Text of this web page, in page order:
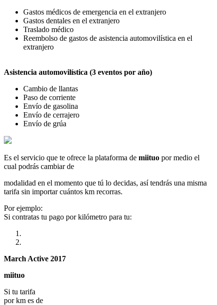
Gastos médicos de emergencia en el extranjero
Gastos dentales en el extranjero
Traslado médico
Reembolso de gastos de asistencia automovilística en el
extranjero
Asistencia automovilística (3 eventos por año)
Cambio de llantas
Paso de corriente
Envío de gasolina
Envío de cerrajero
Envío de grúa
Es el servicio que te ofrece la plataforma de miituo por medio el
cual podrás cambiar de
modalidad en el momento que tú lo decidas, así tendrás una misma
tarifa sin importar cuántos km recorras.
Por ejemplo:
Si contratas tu pago por kilómetro para tu:
March Active 2017
miituo
Si tu tarifa
por km es de